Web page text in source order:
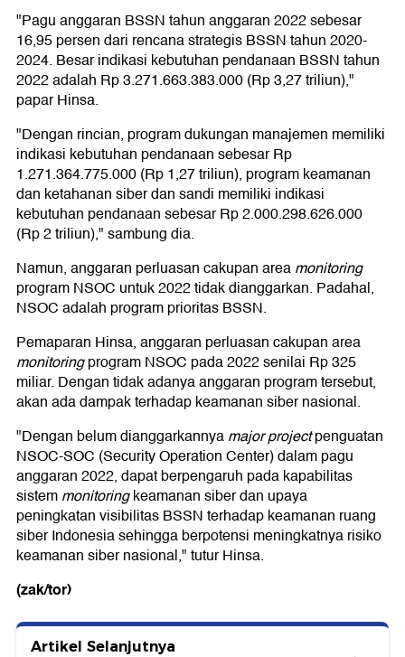
"Pagu anggaran BSSN tahun anggaran 2022 sebesar
16,95 persen dari rencana strategis BSSN tahun 2020-
2024. Besar indikasi kebutuhan pendanaan BSSN tahun
2022 adalah Rp 3.271.663.383.000 (Rp 3,27 triliun),"
papar Hinsa.
"Dengan rincian, program dukungan manajemen memiliki
indikasi kebutuhan pendanaan sebesar Rp
1.271.364.775.000 (Rp 1,27 triliun), program keamanan
dan ketahanan siber dan sandi memiliki indikasi
kebutuhan pendanaan sebesar Rp 2.000.298.626.000
(Rp 2 triliun)," sambung dia.
Namun, anggaran perluasan cakupan areamonitoring
program NSOC untuk 2022 tidak dianggarkan. Padahal,
NSOC adalah program prioritas BSSN.
Pemaparan Hinsa, anggaran perluasan cakupan area
monitoringprogram NSOC pada 2022 senilai Rp 325
miliar. Dengan tidak adanya anggaran program tersebut,
akan ada dampak terhadap keamanan siber nasional.
"Dengan belum dianggarkannyamajor projectpenguatan
NSOC-SOC (Security Operation Center) dalam pagu
anggaran 2022, dapat berpengaruh pada kapabilitas
sistemmonitoringkeamanan siber dan upaya
peningkatan visibilitas BSSN terhadap keamanan ruang
siber Indonesia sehingga berpotensi meningkatnya risiko
keamanan siber nasional," tutur Hinsa.
(zak/tor)
Artikel Selanjutnya